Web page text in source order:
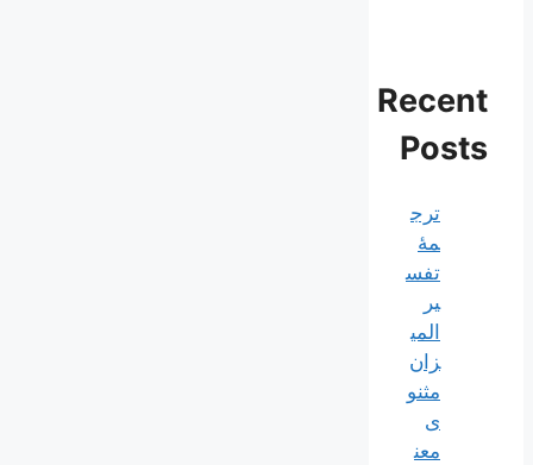
Recent
Posts
ترج
مۀ
تفس
یر
المی
زان
مثنو
ی
معن